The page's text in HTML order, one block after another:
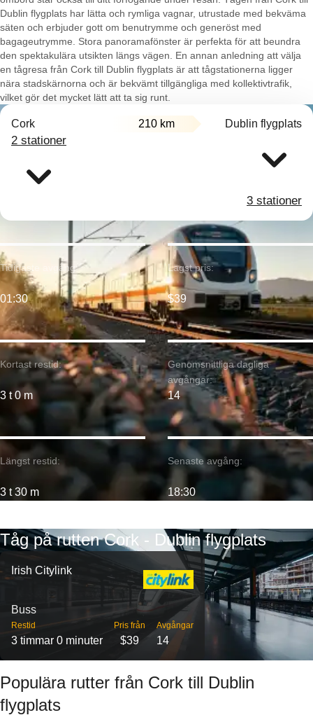
Dublin flygplats har lätta och rymliga vagnar, utrustade med bekväma
säten och erbjuder gott om benutrymme och generöst med
bagageutrymme. Stora panoramafönster är perfekta för att beundra
den spektakulära utsikten längs vägen. En annan anledning att välja
en tågresa från Cork till Dublin flygplats är att tågstationerna ligger
nära stadskärnorna och är bekvämt tillgängliga med kollektivtrafik,
vilket gör det mycket lätt att ta sig runt.
Cork 210 km Dublin flygplats
2 stationer
3 stationer
Kortast restid:
3 t 0 m
Tidigaste avgång:
01:30
Längst restid:
3 t 30 m
Lägst pris:
$39
Genomsnittliga dagliga
avgångar:
14
Senaste avgång:
18:30
Tåg på rutten Cork - Dublin flygplats
Irish Citylink
Buss
Restid
3 timmar 0 minuter
Pris från
$39
Avgångar
14
Populära rutter från Cork till Dublin
flygplats